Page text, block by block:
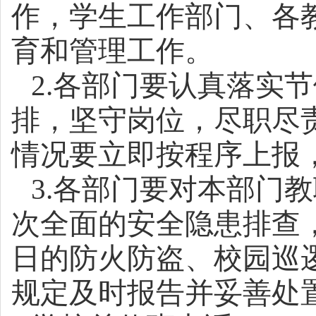
作，学生工作部门、 各
育和管理工作。
2.各部门要认真落实
排，坚守岗位，尽职尽
情况要立即按程序上报
3.各部门要对本部门
次全面的安全隐患排查
日的防火防盗、校园
规定及时报告并妥善处